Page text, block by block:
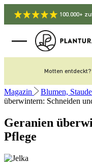
100.000+
Motten
Magazin Blumen,
überwintern: Schneiden
Geranien
Pflege